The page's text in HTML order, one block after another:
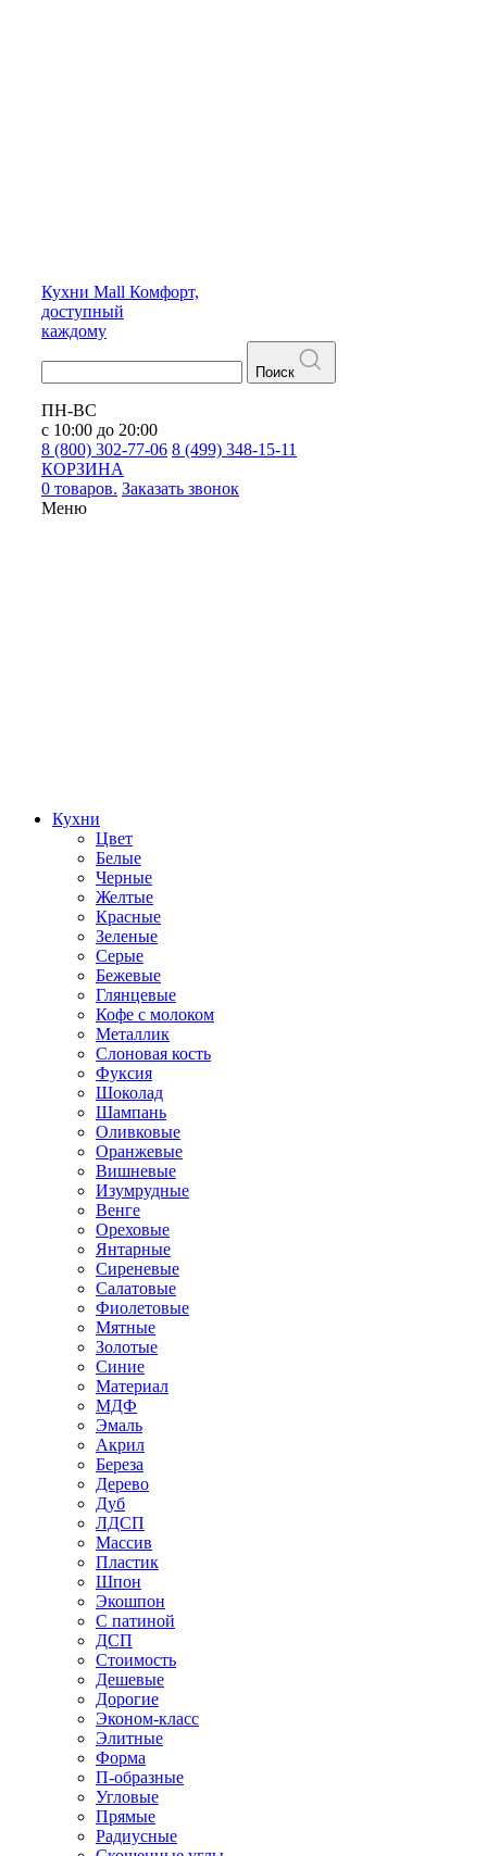
Кухни Mall Комфорт,
доступный
каждому
Поиск
ПН-ВС
с 10:00 до 20:00
8 (800) 302-77-06 8 (499) 348-15-11
КОРЗИНА
0 товаров. Заказать звонок
Меню
Кухни
Цвет
Белые
Черные
Желтые
Красные
Зеленые
Серые
Бежевые
Глянцевые
Кофе с молоком
Металлик
Слоновая кость
Фуксия
Шоколад
Шампань
Оливковые
Оранжевые
Вишневые
Изумрудные
Венге
Ореховые
Янтарные
Сиреневые
Салатовые
Фиолетовые
Мятные
Золотые
Синие
Материал
МДФ
Эмаль
Акрил
Береза
Дерево
Дуб
ЛДСП
Массив
Пластик
Шпон
Экошпон
С патиной
ДСП
Стоимость
Дешевые
Дорогие
Эконом-класс
Элитные
Форма
П-образные
Угловые
Прямые
Радиусные